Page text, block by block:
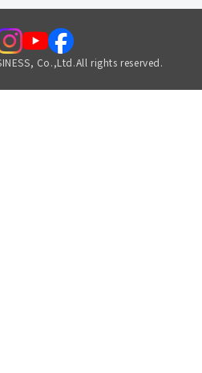
Co.,Ltd.All rights reserved.